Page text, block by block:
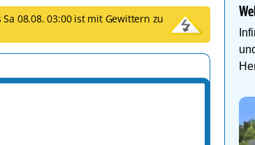
08.08. 03:00 ist mit Gewittern zu